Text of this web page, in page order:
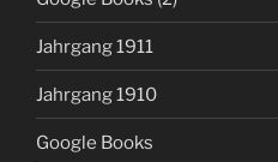
Jahrgang 1911
Jahrgang 1910
Google Books